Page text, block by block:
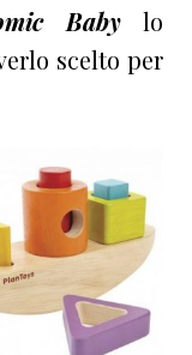
Baby lo
scelto per